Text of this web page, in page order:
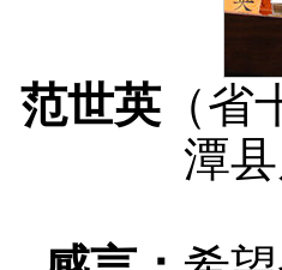
范世英（省
潭